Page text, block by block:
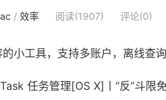
/ 效率 阅读(1907) 评论(0)
小工具，支持多账户，离线查询